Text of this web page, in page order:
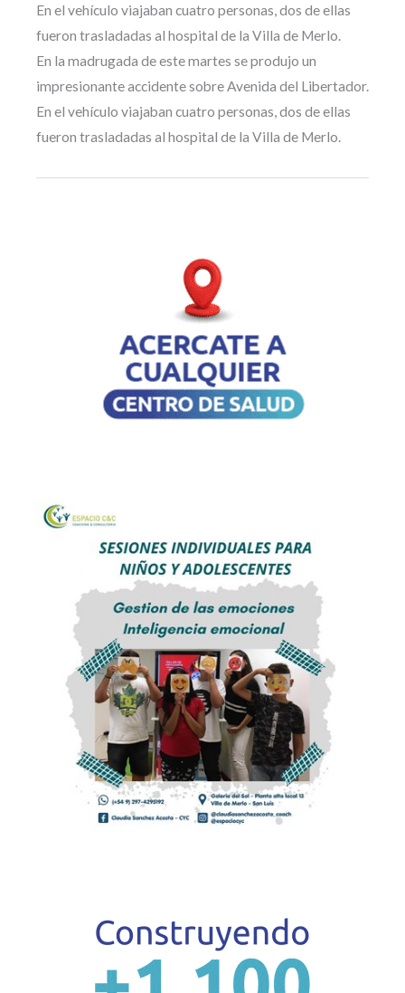
En el vehículo viajaban cuatro personas, dos de ellas
fueron trasladadas al hospital de la Villa de Merlo.
En la madrugada de este martes se produjo un
impresionante accidente sobre Avenida del Libertador.
En el vehículo viajaban cuatro personas, dos de ellas
fueron trasladadas al hospital de la Villa de Merlo.